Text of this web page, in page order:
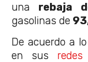
una rebaja
gasolinas de
De acuerdo a
en sus redes